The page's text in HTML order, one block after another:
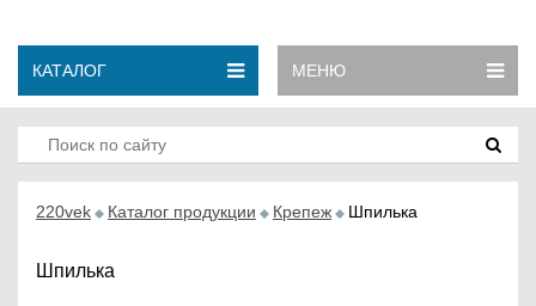
КАТАЛОГ МЕНЮ
220vek Каталог продукции Крепеж Шпилька
Шпилька